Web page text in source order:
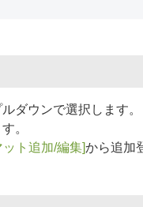
ダウンで選択します。
。
ト追加/編集]から追加